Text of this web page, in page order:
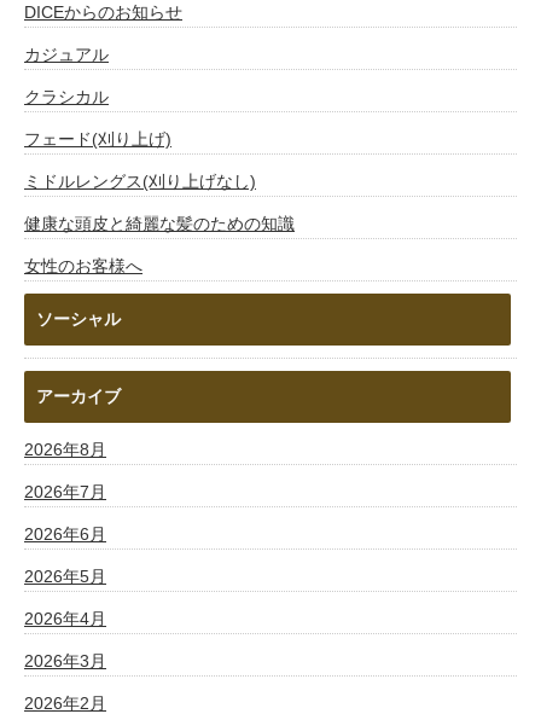
DICEからのお知らせ
カジュアル
クラシカル
フェード(刈り上げ)
ミドルレングス(刈り上げなし)
健康な頭皮と綺麗な髪のための知識
女性のお客様へ
ソーシャル
アーカイブ
2026年8月
2026年7月
2026年6月
2026年5月
2026年4月
2026年3月
2026年2月